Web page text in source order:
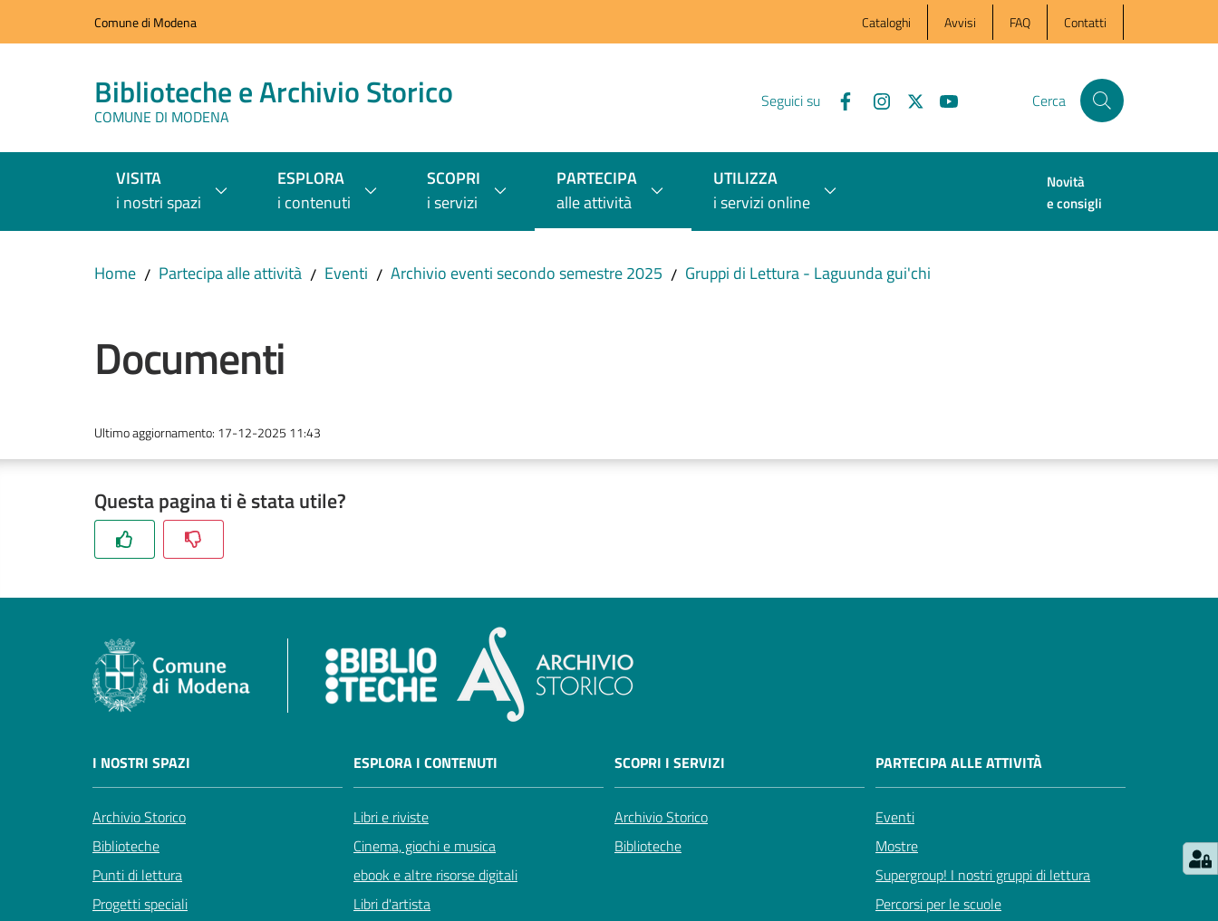
Vai al contenuto
Vai alla navigazioneComune di Modena Cataloghi Avvisi FAQ Contatti
Biblioteche e Archivio Storico
COMUNE DI MODENA
Seguici su Cerca
VISITA
i nostri spazi
ESPLORA
i contenuti
SCOPRI
i servizi
PARTECIPA
alle attività
UTILIZZA
i servizi online
Novità
e consigli
Home / Partecipa alle attività / Eventi / Archivio eventi secondo semestre 2025 / Gruppi di Lettura - Laguunda gui'chi
Documenti
Ultimo aggiornamento: 17-12-2025 11:43
Questa pagina ti è stata utile?
I NOSTRI SPAZI
Archivio Storico
Biblioteche
Punti di lettura
Progetti speciali
ESPLORA I CONTENUTI
Libri e riviste
Cinema, giochi e musica
ebook e altre risorse digitali
Libri d'artista
SCOPRI I SERVIZI
Archivio Storico
Biblioteche
PARTECIPA ALLE ATTIVITÀ
Eventi
Mostre
Supergroup! I nostri gruppi di lettura
Percorsi per le scuole